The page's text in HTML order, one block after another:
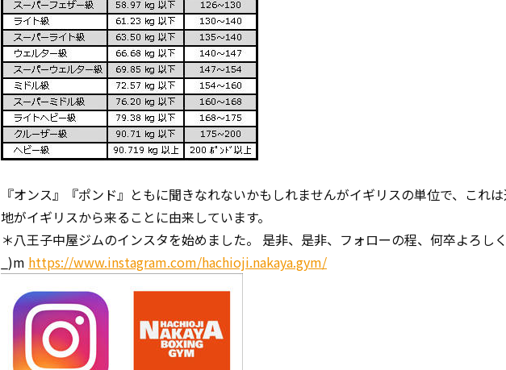
『オンス』『ポンド』ともに聞きなれないかもしれませんがイギリスの単位で、これ
地がイギリスから来ることに由来しています。
＊八王子中屋ジムのインスタを始めました。 是非、是非、フォローの程、何卒よろし
_)m https://www.instagram.com/hachioji.nakaya.gym/